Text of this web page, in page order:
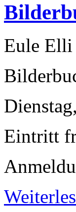
Eule Elli
Eintritt